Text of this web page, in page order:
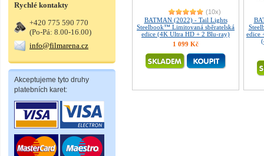
Rychlé kontakty
+420 775 590 770
(Po-Pá: 8.00-16.00)
info@filmarena.cz
Akceptujeme tyto druhy
platebních karet:
(10x)
BATMAN (2022) - Tail Lights
Steelbook™ Limitovaná sběratelská
edice (4K Ultra HD + 2 Blu-ray)
1 099 Kč
edice